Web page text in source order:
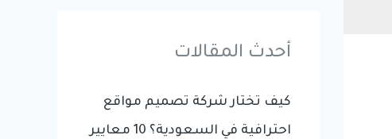
f
o
أحدث المقالات
كيف تختار شركة تصميم مواقع
احترافية في السعودية؟ 10 معايير